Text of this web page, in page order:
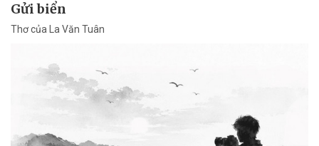
Gửi biển
Thơ của La Văn Tuân